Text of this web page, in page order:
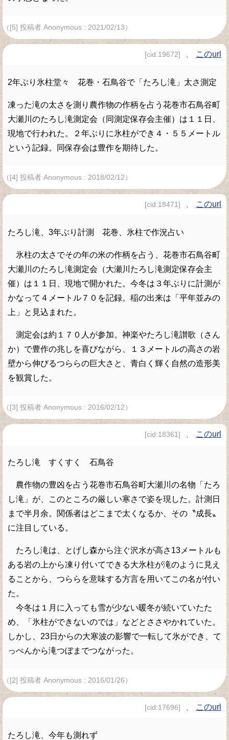
（[5] 投稿者 Anonymous : 2021/02/13）
[cid:19672] このurl
2年ぶり氷柱堂々 花巻・石鳥谷で「たろし滝」太さ測定
凍った滝の太さを測り農作物の作柄を占う花巻市石鳥谷町
大瀬川のたろし滝測定会（同測定保存会主催）は１１日、
現地で行われた。２年ぶりに氷柱ができ４・５５メートル
という記録。同保存会は豊作を期待した。
（[4] 投稿者 Anonymous : 2018/02/12）
[cid:18471] このurl
たろし滝、3年ぶり計測 花巻、氷柱で作況占い
氷柱の太さでその年の米の作柄を占う、花巻市石鳥谷町
大瀬川のたろし滝測定会（大瀬川たろし滝測定保存会主
催）は１１日、現地で開かれた。今冬は３年ぶりに計測が
かなって４メートル７０を記録。稲の出来は「平年並みの
上」と見込まれた。
測定会は約１７０人が参加。神楽やたろし滝讃歌（さん
か）で豊作の兆しを喜びながら、１３メートルの高さの岩
壁から伸びるつららの巨大さと、青白く輝く自然の造形美
を観賞した。
（[3] 投稿者 Anonymous : 2016/02/12）
[cid:18361] このurl
たろし滝 すくすく 石鳥谷
農作物の豊凶を占う花巻市石鳥谷町大瀬川の名物「たろ
し滝」が、このところの厳しい寒さで姿を現した。計測日
まで半月余。関係者はどこまで太くなるか、その〝成長〟
に注目している。
たろし滝は、とげし森から注ぐ沢水が高さ13メートルも
ある岩の上から凍り付いてできる大氷柱が滝のように見え
ることから、つららを意味する方言を用いてこの名が付い
た。
今冬は１月に入っても雪が少ない暖冬が続いていたた
め、「氷柱ができないのでは」などとささやかれていた。
しかし、23日からの大寒波の影響で一転して氷ができ、て
っぺんから滝つぼまでつながった。
（[2] 投稿者 Anonymous : 2016/01/26）
[cid:17696] このurl
たろし滝、今年も測れず